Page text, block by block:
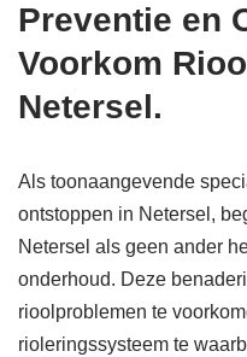
Preventie en
Voorkom
Netersel.
Als toonaangevende
ontstoppen in Netersel,
Netersel als geen ander
onderhoud. Deze
rioolproblemen te
rioleringssysteem te